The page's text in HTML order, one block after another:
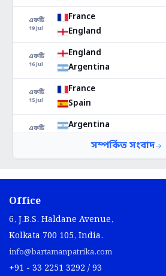
Office
6, J.B.S. Haldane Avenue,
Kolkata 700 105, India.
info@bartamanpatrika.com
+91 - 33 2251 3292 / 93